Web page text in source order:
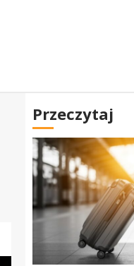
Przeczytaj